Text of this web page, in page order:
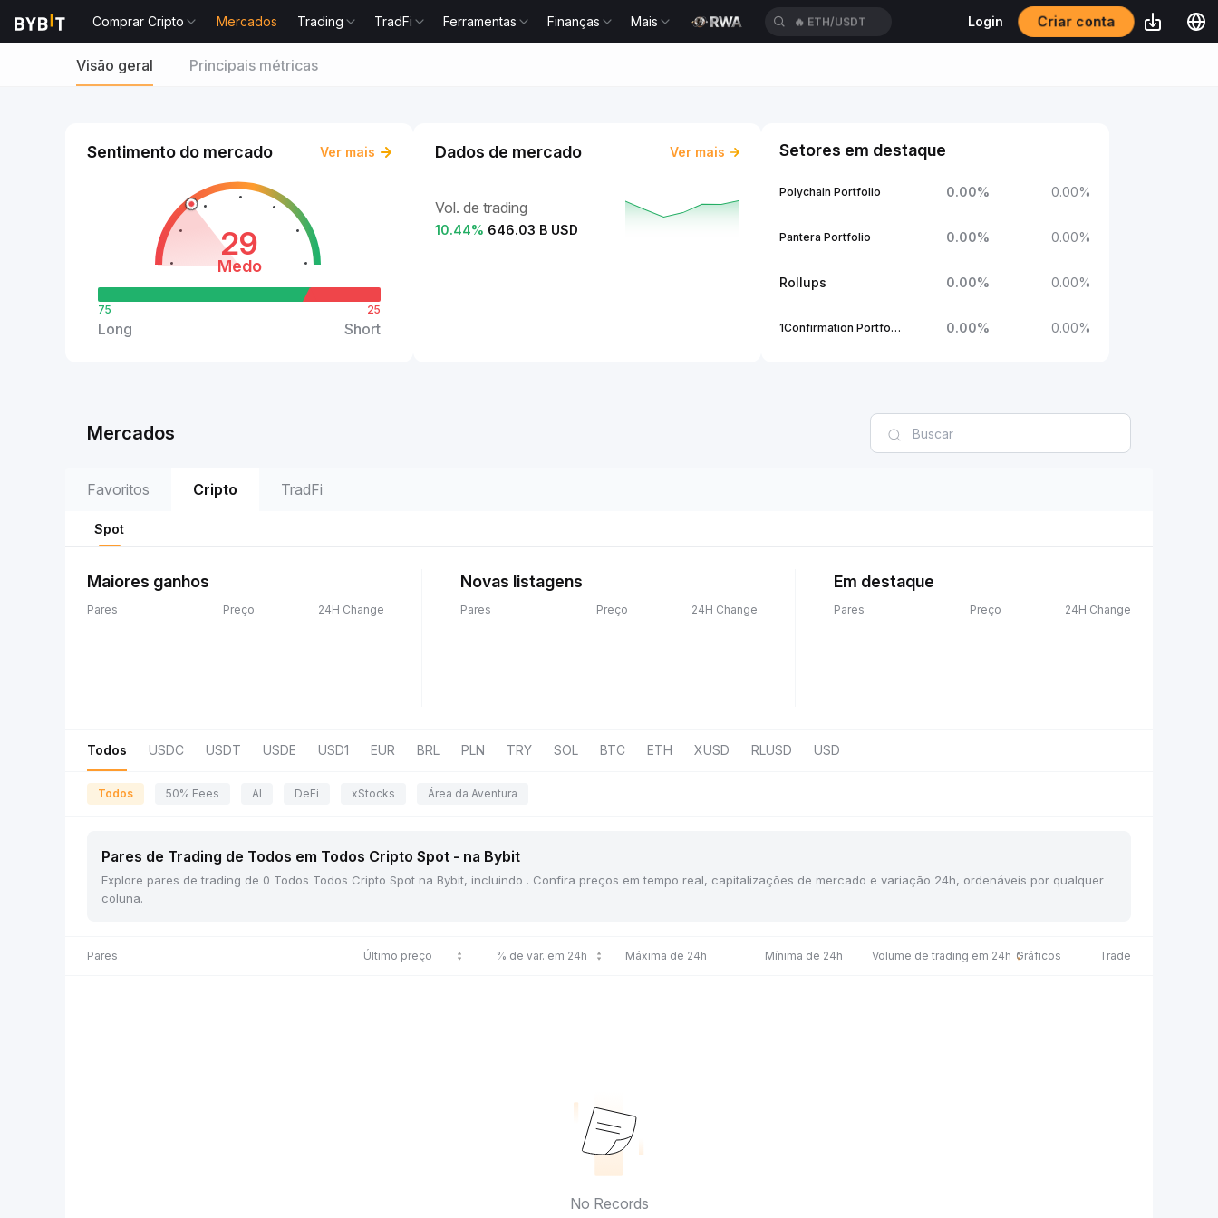
Comprar Cripto Mercados Trading TradFi Ferramentas Finanças Mais 🔥 ETH/USDT Login Criar conta
Visão geral Principais métricas
Sentimento do mercado Ver mais
29
Medo
75
Long
25
Short
Dados de mercado Ver mais
Vol. de trading
10.44% 646.03 B USD
Setores em destaque
Polychain Portfolio 0.00% 0.00%
Pantera Portfolio 0.00% 0.00%
Rollups 0.00% 0.00%
1Confirmation Portfolio 0.00% 0.00%
Mercados
Favoritos Cripto TradFi
Spot
Maiores ganhos
Pares Preço 24H Change
Novas listagens
Pares Preço 24H Change
Em destaque
Pares Preço 24H Change
Todos USDC USDT USDE USD1 EUR BRL PLN TRY SOL BTC ETH XUSD RLUSD USD
Todos 50% Fees AI DeFi xStocks Área da Aventura
Pares de Trading de Todos em Todos Cripto Spot - na Bybit
Explore pares de trading de 0 Todos Todos Cripto Spot na Bybit, incluindo . Confira preços em tempo real, capitalizações de mercado e variação 24h, ordenáveis por qualquer
coluna.
Pares Último preço % de var. em 24h Máxima de 24h Mínima de 24h Volume de trading em 24h Gráficos Trade
No Records